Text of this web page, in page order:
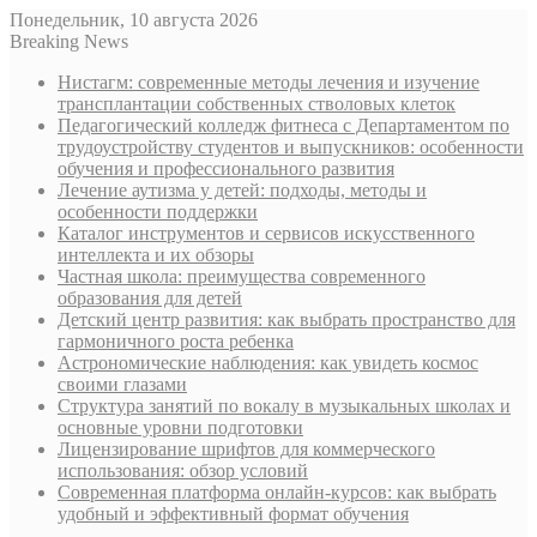
Понедельник, 10 августа 2026
Breaking News
Нистагм: современные методы лечения и изучение
трансплантации собственных стволовых клеток
Педагогический колледж фитнеса с Департаментом по
трудоустройству студентов и выпускников: особенности
обучения и профессионального развития
Лечение аутизма у детей: подходы, методы и
особенности поддержки
Каталог инструментов и сервисов искусственного
интеллекта и их обзоры
Частная школа: преимущества современного
образования для детей
Детский центр развития: как выбрать пространство для
гармоничного роста ребенка
Астрономические наблюдения: как увидеть космос
своими глазами
Структура занятий по вокалу в музыкальных школах и
основные уровни подготовки
Лицензирование шрифтов для коммерческого
использования: обзор условий
Современная платформа онлайн-курсов: как выбрать
удобный и эффективный формат обучения